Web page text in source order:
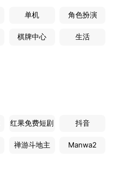
单机 角色扮演
棋牌中心 生活
红果免费短剧 抖音
禅游斗地主 Manwa2